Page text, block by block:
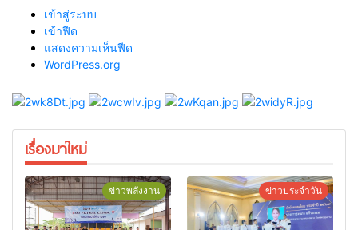
เข้าสู่ระบบ
เข้าฟีด
แสดงความเห็นฟีด
WordPress.org
เรื่องมาใหม่
ข่าวพลังงาน ข่าวประจำวัน